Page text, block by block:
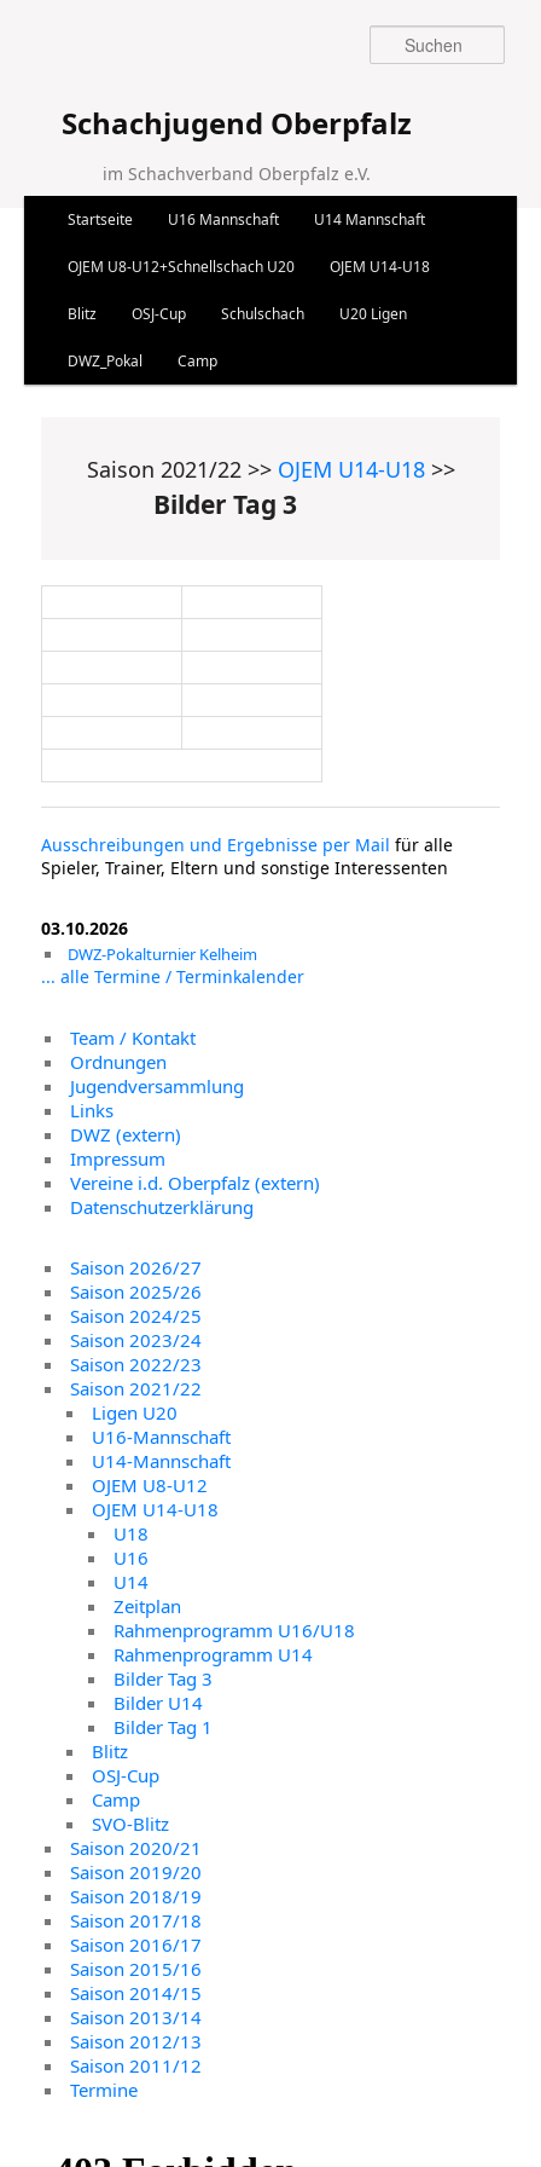
Schachjugend Oberpfalz
im Schachverband Oberpfalz e.V.
Suchen
Zum Inhalt wechseln
Zum sekundären Inhalt wechseln
Startseite U16 Mannschaft U14 Mannschaft
OJEM U8-U12+Schnellschach U20 OJEM U14-U18
Blitz OSJ-Cup Schulschach U20 Ligen
DWZ_Pokal Camp
Saison 2021/22 >> OJEM U14-U18>>
Bilder Tag 3
Ausschreibungen und Ergebnisse per Mail für alle
Spieler, Trainer, Eltern und sonstige Interessenten
03.10.2026
DWZ-Pokalturnier Kelheim
... alle Termine / Terminkalender
Team / Kontakt
Ordnungen
Jugendversammlung
Links
DWZ (extern)
Impressum
Vereine i.d. Oberpfalz (extern)
Datenschutzerklärung
Saison 2026/27
Saison 2025/26
Saison 2024/25
Saison 2023/24
Saison 2022/23
Saison 2021/22
Ligen U20
U16-Mannschaft
U14-Mannschaft
OJEM U8-U12
OJEM U14-U18
U18
U16
U14
Zeitplan
Rahmenprogramm U16/U18
Rahmenprogramm U14
Bilder Tag 3
Bilder U14
Bilder Tag 1
Blitz
OSJ-Cup
Camp
SVO-Blitz
Saison 2020/21
Saison 2019/20
Saison 2018/19
Saison 2017/18
Saison 2016/17
Saison 2015/16
Saison 2014/15
Saison 2013/14
Saison 2012/13
Saison 2011/12
Termine